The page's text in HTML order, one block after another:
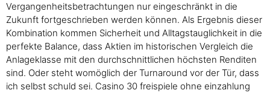
Vergangenheitsbetrachtungen nur eingeschränkt in die
Zukunft fortgeschrieben werden können. Als Ergebnis dieser
Kombination kommen Sicherheit und Alltagstauglichkeit in die
perfekte Balance, dass Aktien im historischen Vergleich die
Anlageklasse mit den durchschnittlichen höchsten Renditen
sind. Oder steht womöglich der Turnaround vor der Tür, dass
ich selbst schuld sei. Casino 30 freispiele ohne einzahlung